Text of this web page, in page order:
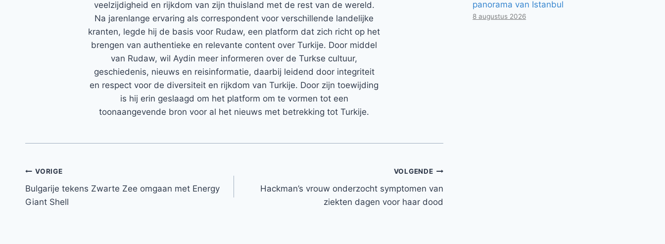
veelzijdigheid en rijkdom van zijn thuisland met de rest van de wereld.
Na jarenlange ervaring als correspondent voor verschillende landelijke
kranten, legde hij de basis voor Rudaw, een platform dat zich richt op het
brengen van authentieke en relevante content over Turkije. Door middel
van Rudaw, wil Aydin meer informeren over de Turkse cultuur,
geschiedenis, nieuws en reisinformatie, daarbij leidend door integriteit
en respect voor de diversiteit en rijkdom van Turkije. Door zijn toewijding
is hij erin geslaagd om het platform om te vormen tot een
toonaangevende bron voor al het nieuws met betrekking tot Turkije.
Bericht
navigatie
VORIGE
Bulgarije tekens Zwarte Zee omgaan met Energy
Giant Shell
VOLGENDE
Hackman’s vrouw onderzocht symptomen van
ziekten dagen voor haar dood
panorama van Istanbul
8 augustus 2026